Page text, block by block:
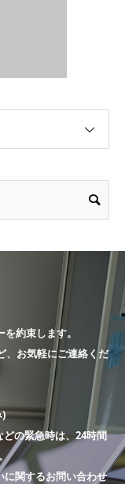
約束します。
、お気軽にご連絡くだ
の緊急時は、24時間
関するお問い合わせ